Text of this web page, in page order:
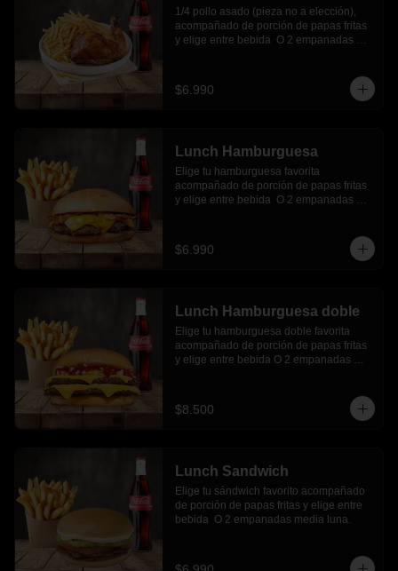
1/4 pollo asado (pieza no a elección),
acompañado de porción de papas fritas
y elige entre bebida  O 2 empanadas
$6.990
Lunch Hamburguesa
Elige tu hamburguesa favorita
acompañado de porción de papas fritas
y elige entre bebida  O 2 empanadas
$6.990
Lunch Hamburguesa doble
Elige tu hamburguesa doble favorita
acompañado de porción de papas fritas
y elige entre bebida O 2 empanadas
$8.500
Lunch Sandwich
Elige tu sándwich favorito acompañado
de porción de papas fritas y elige entre
bebida  O 2 empanadas media luna.